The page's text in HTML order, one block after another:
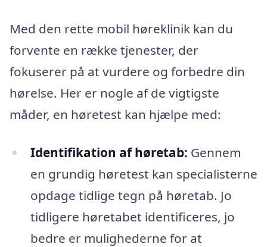
Med den rette mobil høreklinik kan du
forvente en række tjenester, der
fokuserer på at vurdere og forbedre din
hørelse. Her er nogle af de vigtigste
måder, en høretest kan hjælpe med:
Identifikation af høretab: Gennem
en grundig høretest kan specialisterne
opdage tidlige tegn på høretab. Jo
tidligere høretabet identificeres, jo
bedre er mulighederne for at